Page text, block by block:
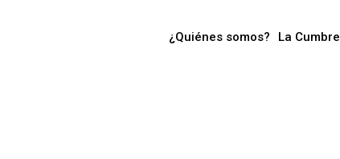
¿Quiénes somos? La Cumbre